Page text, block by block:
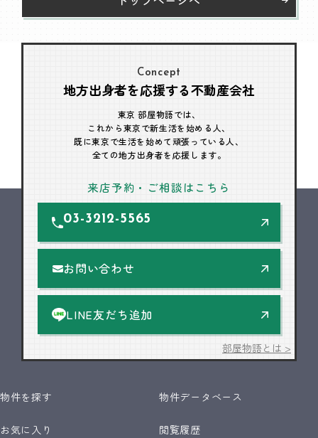
Concept
地方出身者を応援する不動産会社
東京 部屋物語では、
これから東京で新生活を始める人、
既に東京で生活を始めて頑張っている人、
全ての地方出身者を応援します。
来店予約・ご相談はこちら
03-3212-5565
お問い合わせ
LINE友だち追加
部屋物語とは >
物件を探す 物件データベース
お気に入り 閲覧履歴